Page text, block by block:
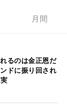
月間
るのは金正恩だ
ドに振り回され